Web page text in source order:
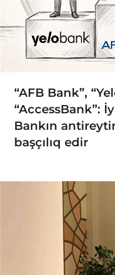
“AFB Bank”,
“AccessBank”:
Bankın
başçılıq edir